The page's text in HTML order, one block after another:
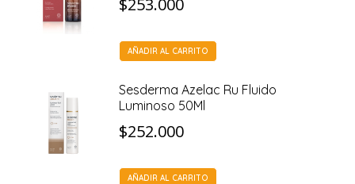
$253.000
AÑADIR AL CARRITO
Sesderma Azelac Ru Fluido
Luminoso 50Ml
$252.000
AÑADIR AL CARRITO